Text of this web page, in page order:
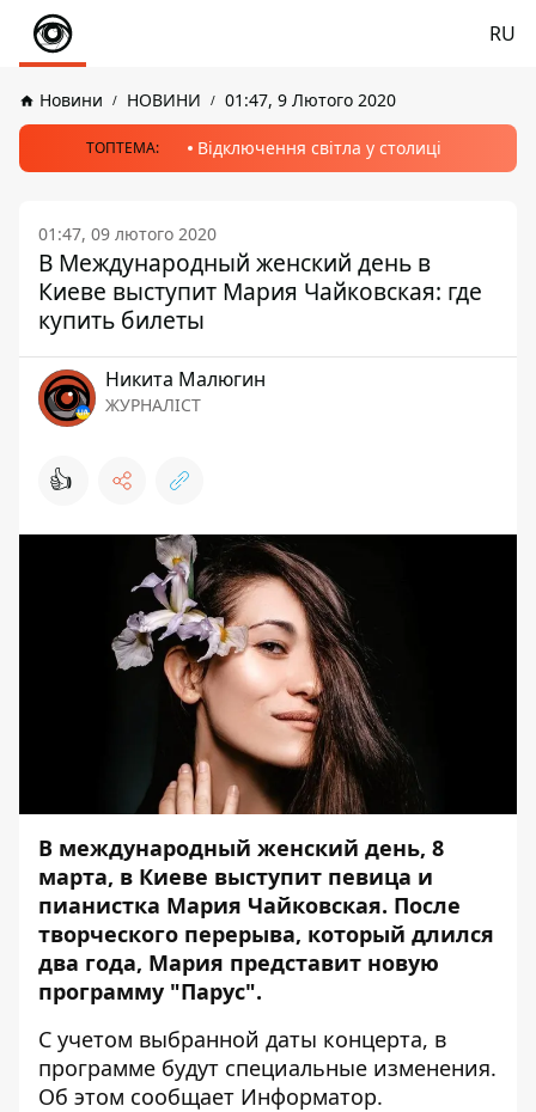
RU
Новини НОВИНИ 01:47, 9 Лютого 2020
ТОПТЕМА: Відключення світла у столиці
01:47, 09 лютого 2020
В Международный женский день в
Киеве выступит Мария Чайковская: где
купить билеты
Никита Малюгин
ЖУРНАЛІСТ
👍
В международный женский день, 8
марта, в Киеве выступит певица и
пианистка Мария Чайковская. После
творческого перерыва, который длился
два года, Мария представит новую
программу "Парус".
С учетом выбранной даты концерта, в
программе будут специальные изменения.
Об этом сообщает Информатор.